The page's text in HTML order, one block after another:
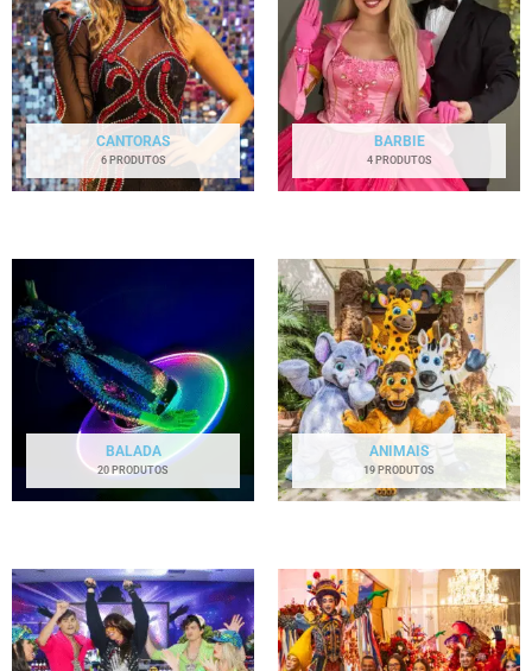
CANTORAS
6 PRODUTOS
BARBIE
4 PRODUTOS
BALADA
20 PRODUTOS
ANIMAIS
19 PRODUTOS